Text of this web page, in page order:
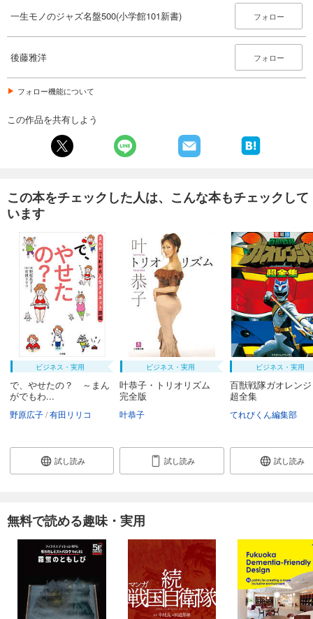
一生モノのジャズ名盤500(小学館101新書) フォロー
後藤雅洋 フォロー
フォロー機能について
この作品を共有しよう
この本をチェックした人は、こんな本もチェックして
います
ビジネス・実用
で、やせたの？ ～まん
がでもわ...
野原広子 有田リリコ
試し読み
ビジネス・実用
叶恭子・トリオリズム
完全版
叶恭子
試し読み
ビジネス・実用
百獣戦隊ガオレン
超全集
てれびくん編集部
試し読み
無料で読める趣味・実用